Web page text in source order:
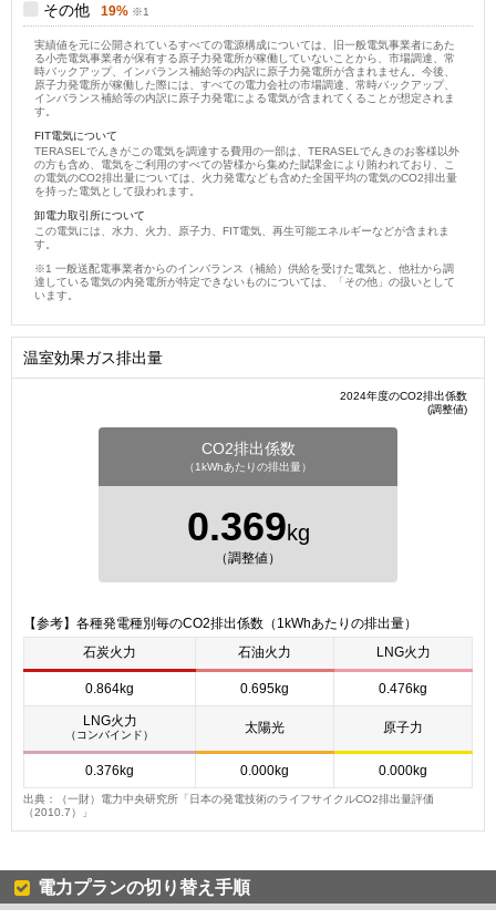
その他 19%
実績値を元に公開されているすべての電源構成については、旧一般電気事業者にあた
る小売電気事業者が保有する原子力発電所が稼働していないことから、市場調達、常
時バックアップ、インバランス補給等の内訳に原子力発電所が含まれません。今後、
原子力発電所が稼働した際には、すべての電力会社の市場調達、常時バックアップ、
インバランス補給等の内訳に原子力発電による電気が含まれてくることが想定されま
す。
FIT電気について
TERASELでんきがこの電気を調達する費用の一部は、TERASELでんきのお客様以外
の方も含め、電気をご利用のすべての皆様から集めた賦課金により賄われており、こ
の電気のCO2排出量については、火力発電なども含めた全国平均の電気のCO2排出量
を持った電気として扱われます。
卸電力取引所について
この電気には、水力、火力、原子力、FIT電気、再生可能エネルギーなどが含まれま
す。
一般送配電事業者からのインバランス（補給）供給を受けた電気と、他社から調
達している電気の内発電所が特定できないものについては、「その他」の扱いとして
います。
温室効果ガス排出量
2024年度のCO2排出係数
(調整値)
CO2排出係数
（1kWhあたりの排出量）
0.369kg
（調整値）
【参考】各種発電種別毎のCO2排出係数（1kWhあたりの排出量）
石炭火力
石油火力 LNG火力
0.864kg 0.695kg 0.476kg
LNG火力
（コンバインド） 太陽光 原子力
0.376kg 0.000kg 0.000kg
出典：（一財）電力中央研究所「日本の発電技術のライフサイクルCO2排出量評価
（2010.7）」
電力プランの切り替え手順